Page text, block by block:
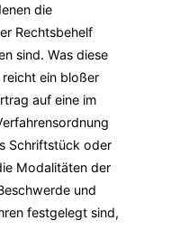
die
Rechtsbehelf
sind. Was diese
ein bloßer
auf eine im
Schriftstück oder
Modalitäten der
und
festgelegt sind,